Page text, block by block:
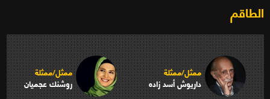
الطاقم
ممثل/ممثلة
داريوش أسد زاده
ممثل/ممثلة
روشنك عجميان